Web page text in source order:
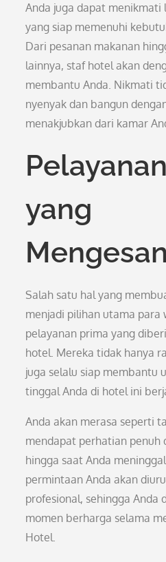
Anda juga dapat menikmati
yang siap memenuhi
Dari pesanan makanan
lainnya, staf hotel akan
membantu Anda. Nikmati
nyenyak dan bangun
menakjubkan dari kamar
yang
Salah satu hal yang
menjadi pilihan utama para
pelayanan prima yang
hotel. Mereka tidak hanya
juga selalu siap membantu
tinggal Anda di hotel ini
Anda akan merasa seperti
mendapat perhatian penuh
hingga saat Anda
permintaan Anda akan
profesional, sehingga Anda
momen berharga selama
Hotel.